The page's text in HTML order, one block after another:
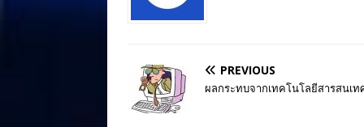
PREVIOUS
ผลกระทบจากเทคโนโลยีสารสนเท